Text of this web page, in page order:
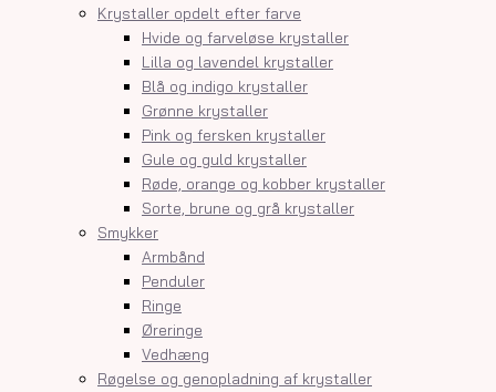
Krystaller opdelt efter farve
Hvide og farveløse krystaller
Lilla og lavendel krystaller
Blå og indigo krystaller
Grønne krystaller
Pink og fersken krystaller
Gule og guld krystaller
Røde, orange og kobber krystaller
Sorte, brune og grå krystaller
Smykker
Armbånd
Penduler
Ringe
Øreringe
Vedhæng
Røgelse og genopladning af krystaller